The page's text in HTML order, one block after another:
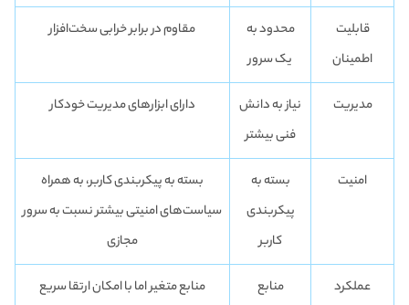
قابلیت
اطمینان
محدود به
یک سرور
مقاوم در برابر خرابی سخت‌افزار
مدیریت
نیاز به دانش
فنی بیشتر
دارای ابزارهای مدیریت خودکار
امنیت
بسته به
پیکربندی
کاربر
بسته به پیکربندی کاربر، به همراه
سیاست‌های امنیتی بیشتر نسبت به سرور
مجازی
عملکرد
منابع
منابع متغیر اما با امکان ارتقا سریع